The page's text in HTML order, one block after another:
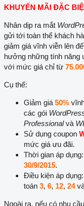
KHUYẾN MÃI ĐẶC
Nhân dịp ra mắt
gửi tới toàn thể khách
giảm giá vĩnh viễn lên
hưởng những tính năng
với mức giá chỉ từ
Cụ thể:
Giảm giá 50%
các gói
Professionalvà
Sử dụng coupon
mức giá ưu đãi.
Thời gian áp
30/9/2015.
Điều kiện áp
toán 3, 6, 12, 24
Ngoài ra, nếu có nhu